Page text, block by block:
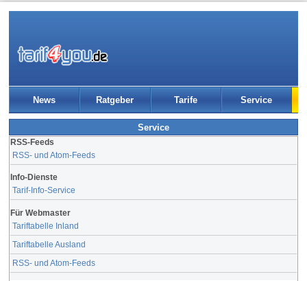
News Ratgeber Tarife Service
Service
RSS-Feeds
RSS- und Atom-Feeds
Info-Dienste
Tarif-Info-Service
Für Webmaster
Tariftabelle Inland
Tariftabelle Ausland
RSS- und Atom-Feeds